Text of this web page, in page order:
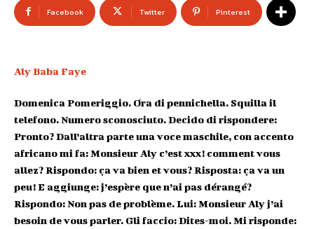
Facebook Twitter Pinterest
Aly Baba Faye
Domenica Pomeriggio. Ora di pennichella. Squilla il
telefono. Numero sconosciuto. Decido di rispondere:
Pronto? Dall’altra parte una voce maschile, con accento
africano mi fa: Monsieur Aly c’est xxx! comment vous
allez? Rispondo: ça va bien et vous? Risposta: ça va un
peu! E aggiunge: j’espère que n’ai pas dérangé?
Rispondo: Non pas de problème. Lui: Monsieur Aly j’ai
besoin de vous parler. Gli faccio: Dites-moi. Mi risponde: